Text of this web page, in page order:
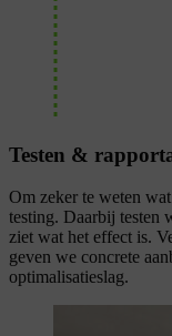
Testen &
Om zeker te weten
testing. Daarbij testen
ziet wat het effect is.
geven we concrete
optimalisatieslag.